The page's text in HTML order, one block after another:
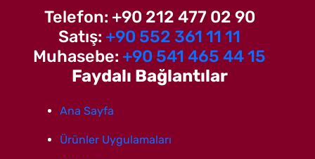
Telefon: +90 212 477 02 90
Satış: +90 552 361 11 11
Muhasebe: +90 541 465 44 15
Faydalı Bağlantılar
Ana Sayfa
Ürünler Uygulamaları